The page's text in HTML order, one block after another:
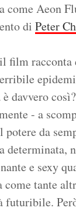
come Aeon
di Peter
film
davvero
- a
da
determinata,
e sexy
tante